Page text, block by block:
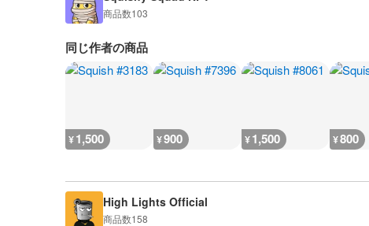
商品数103
同じ作者の商品
¥1,500 ¥900 ¥1,500 ¥800
High Lights Official
商品数158